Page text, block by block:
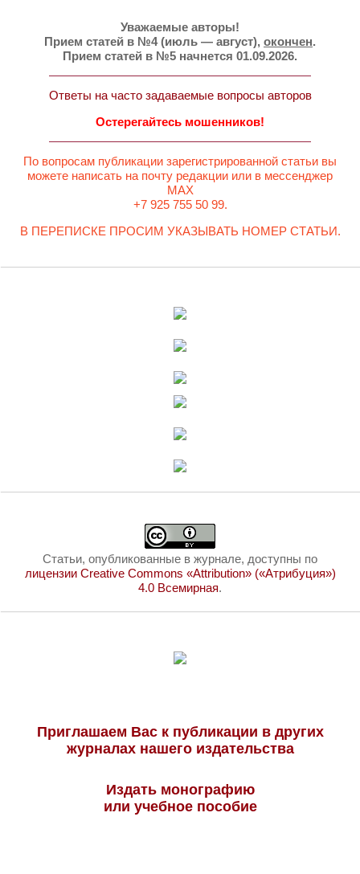
Уважаемые авторы!
Прием статей в №4 (июль — август), окончен.
Прием статей в №5 начнется 01.09.2026.
Ответы на часто задаваемые вопросы авторов
Остерегайтесь мошенников!
По вопросам публикации зарегистрированной статьи вы
можете написать на почту редакции или в мессенджер
MAX
+7 925 755 50 99.
В ПЕРЕПИСКЕ ПРОСИМ УКАЗЫВАТЬ НОМЕР СТАТЬИ.
Статьи, опубликованные в журнале, доступны по
лицензии Creative Commons «Attribution» («Атрибуция»)
4.0 Всемирная.
Приглашаем Вас к публикации в других
журналах нашего издательства
Издать монографию
или учебное пособие